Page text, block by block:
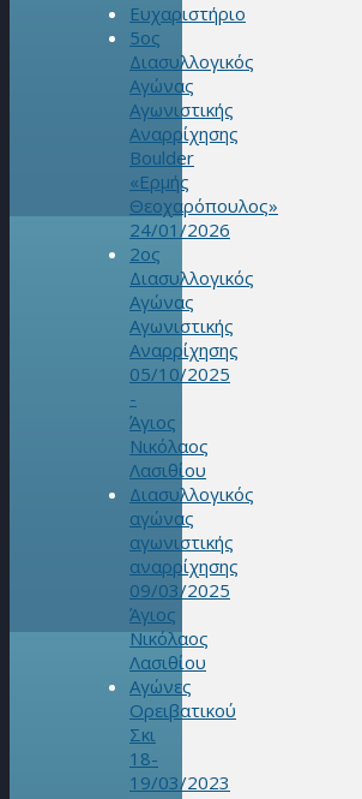
Ευχαριστήριο
5ος
Διασυλλογικός
Αγώνας
Αγωνιστικής
Αναρρίχησης
Boulder
«Ερμής
Θεοχαρόπουλος»
24/01/2026
2ος
Διασυλλογικός
Αγώνας
Αγωνιστικής
Αναρρίχησης
05/10/2025
-
Άγιος
Νικόλαος
Λασιθίου
Διασυλλογικός
αγώνας
αγωνιστικής
αναρρίχησης
09/03/2025
Άγιος
Νικόλαος
Λασιθίου
Αγώνες
Ορειβατικού
Σκι
18-
19/03/2023